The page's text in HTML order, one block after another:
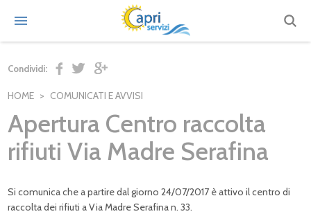
Condividi:
HOME COMUNICATI E AVVISI
Apertura Centro raccolta
rifiuti Via Madre Serafina
Si comunica che a partire dal giorno 24/07/2017 è attivo il centro di
raccolta dei rifiuti a Via Madre Serafina n. 33.